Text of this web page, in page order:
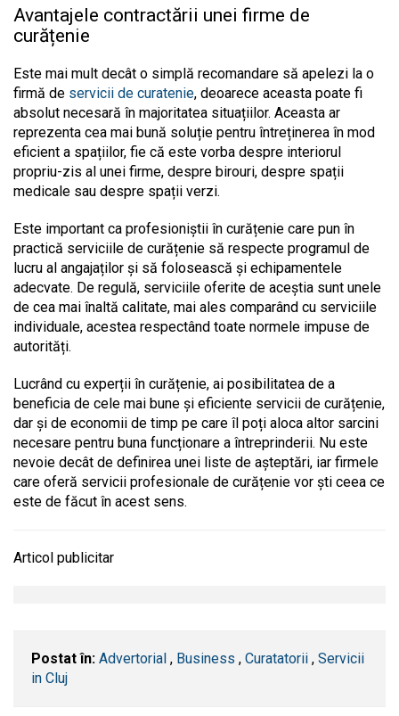
Avantajele contractării unei firme de
curățenie
Este mai mult decât o simplă recomandare să apelezi la o
firmă de servicii de curatenie, deoarece aceasta poate fi
absolut necesară în majoritatea situațiilor. Aceasta ar
reprezenta cea mai bună soluție pentru întreținerea în mod
eficient a spațiilor, fie că este vorba despre interiorul
propriu-zis al unei firme, despre birouri, despre spații
medicale sau despre spații verzi.
Este important ca profesioniștii în curățenie care pun în
practică serviciile de curățenie să respecte programul de
lucru al angajaților și să folosească și echipamentele
adecvate. De regulă, serviciile oferite de aceștia sunt unele
de cea mai înaltă calitate, mai ales comparând cu serviciile
individuale, acestea respectând toate normele impuse de
autorități.
Lucrând cu experții în curățenie, ai posibilitatea de a
beneficia de cele mai bune și eficiente servicii de curățenie,
dar și de economii de timp pe care îl poți aloca altor sarcini
necesare pentru buna funcționare a întreprinderii. Nu este
nevoie decât de definirea unei liste de așteptări, iar firmele
care oferă servicii profesionale de curățenie vor ști ceea ce
este de făcut în acest sens.
Articol publicitar
Postat în: Advertorial , Business , Curatatorii , Servicii
in Cluj